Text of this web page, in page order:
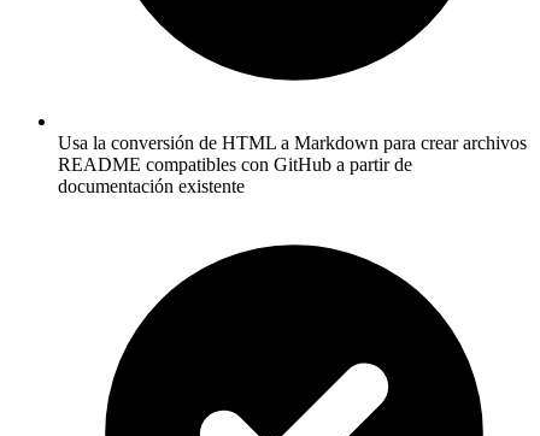
Usa la conversión de HTML a Markdown para crear archivos
README compatibles con GitHub a partir de
documentación existente